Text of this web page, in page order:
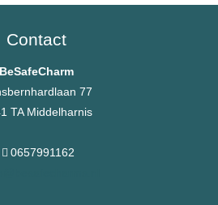
Contact
BeSafeCharm
77
TA Middelharnis
0657991162